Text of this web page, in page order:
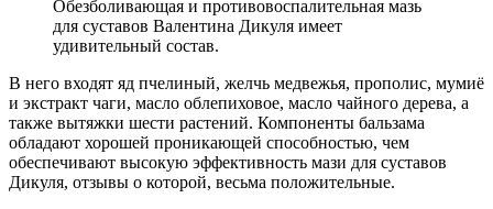
Обезболивающая и противовоспалительная мазь
для суставов Валентина Дикуля имеет
удивительный состав.
В него входят яд пчелиный, желчь медвежья, прополис, мумиё
и экстракт чаги, масло облепиховое, масло чайного дерева, а
также вытяжки шести растений. Компоненты бальзама
обладают хорошей проникающей способностью, чем
обеспечивают высокую эффективность мази для суставов
Дикуля, отзывы о которой, весьма положительные.